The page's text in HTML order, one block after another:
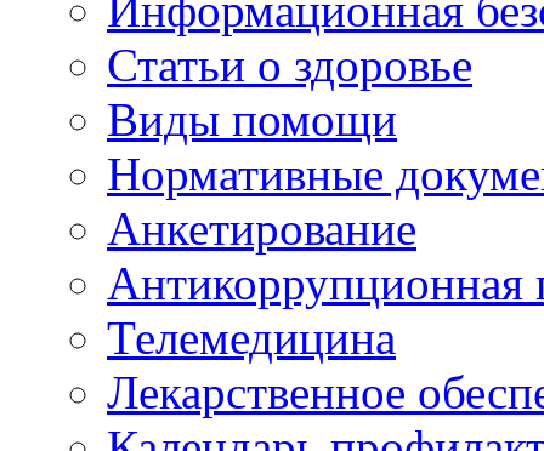
Информационная
Статьи о здоровье
Виды помощи
Нормативные
Анкетирование
Антикоррупционная
Телемедицина
Лекарственное